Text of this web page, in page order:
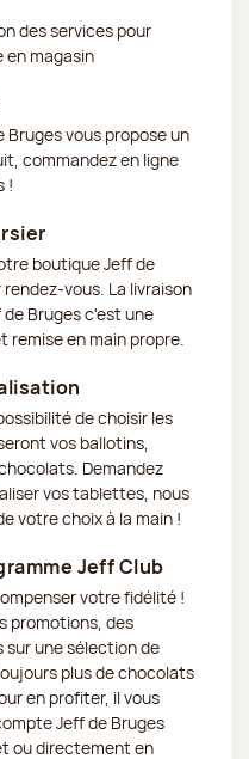
des services pour
en magasin
vous propose un
commandez en ligne
!
boutique Jeff de
vous. La livraison
Bruges c'est une
remise en main propre.
de choisir les
vos ballotins,
Demandez
vos tablettes, nous
votre choix à la main !
Jeff Club
votre fidélité !
promotions, des
sur une sélection de
plus de chocolats
en profiter, il vous
Jeff de Bruges
ou directement en